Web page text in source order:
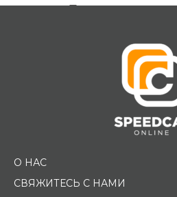
Помощь водителю
О НАС
СВЯЖИТЕСЬ С НАМИ